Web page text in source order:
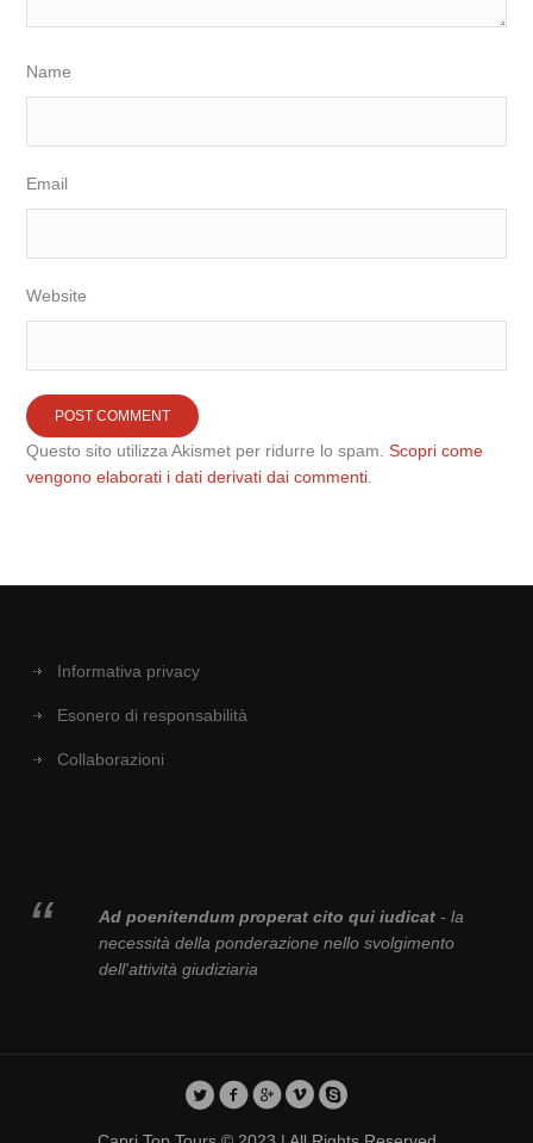
Name
Email
Website
Questo sito utilizza Akismet per ridurre lo spam.Scopri come
vengono elaborati i dati derivati dai commenti
Informativa privacy
Esonero di responsabilità
Collaborazioni
Ad poenitendum properat cito qui iudicat- la
necessità della ponderazione nello svolgimento
dell'attività giudiziaria